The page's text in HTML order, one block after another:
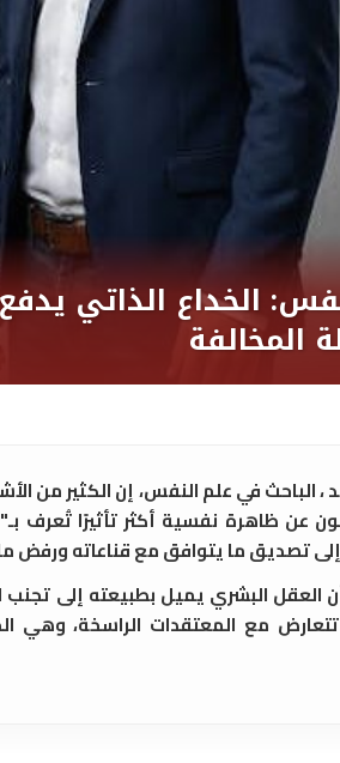
، الباحث في علم النفس، إن الكثير من
عن ظاهرة نفسية أكثر تأثيرًا تُعرف
إلى تصديق ما يتوافق مع قناعاته ورفض
العقل البشري يميل بطبيعته إلى تجنب
مع المعتقدات الراسخة، وهي